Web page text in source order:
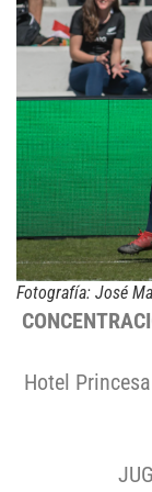
Fotografía: José
Hotel